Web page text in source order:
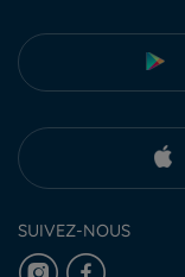
SUIVEZ-NOUS